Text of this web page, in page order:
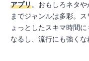
アプリ。おもしろネタ
までジャンルは多彩。
ょっとしたスキマ時間
なるし、流行にも強くな